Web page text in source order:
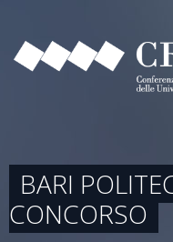
BARI
CONCORSO